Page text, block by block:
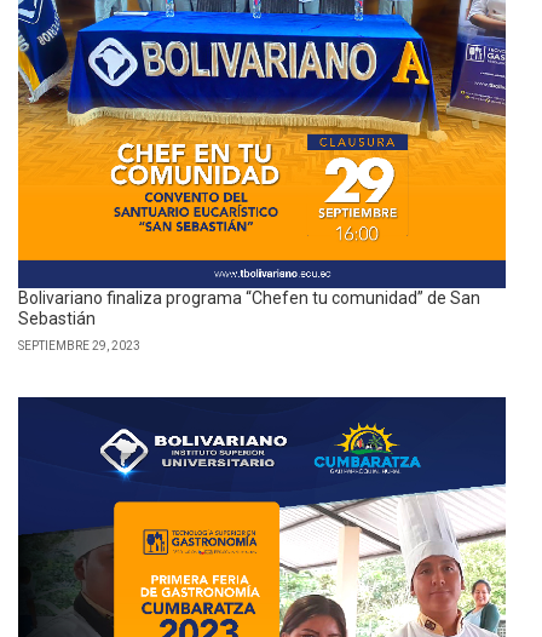
Bolivariano finaliza programa “Chefen tu comunidad” de San
Sebastián
SEPTIEMBRE 29, 2023